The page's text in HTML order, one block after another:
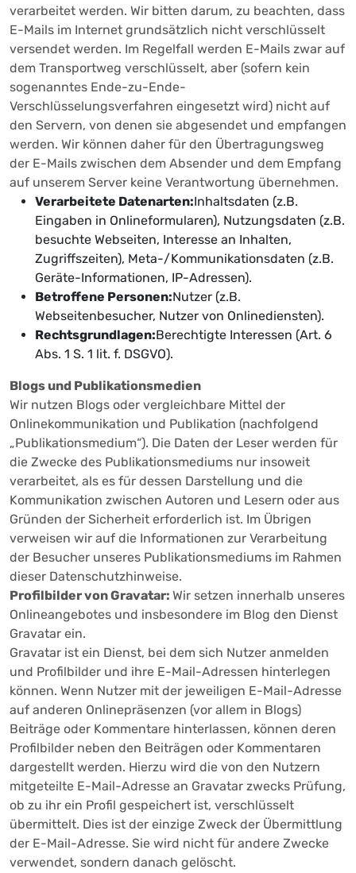
verarbeitet werden. Wir bitten darum, zu beachten, dass
E-Mails im Internet grundsätzlich nicht verschlüsselt
versendet werden. Im Regelfall werden E-Mails zwar auf
dem Transportweg verschlüsselt, aber (sofern kein
sogenanntes Ende-zu-Ende-
Verschlüsselungsverfahren eingesetzt wird) nicht auf
den Servern, von denen sie abgesendet und empfangen
werden. Wir können daher für den Übertragungsweg
der E-Mails zwischen dem Absender und dem Empfang
auf unserem Server keine Verantwortung übernehmen.
Verarbeitete Datenarten:Inhaltsdaten (z.B.
Eingaben in Onlineformularen), Nutzungsdaten (z.B.
besuchte Webseiten, Interesse an Inhalten,
Zugriffszeiten), Meta-/Kommunikationsdaten (z.B.
Geräte-Informationen, IP-Adressen).
Betroffene Personen:Nutzer (z.B.
Webseitenbesucher, Nutzer von Onlinediensten).
Rechtsgrundlagen:Berechtigte Interessen (Art. 6
Abs. 1 S. 1 lit. f. DSGVO).
Blogs und Publikationsmedien
Wir nutzen Blogs oder vergleichbare Mittel der
Onlinekommunikation und Publikation (nachfolgend
„Publikationsmedium“). Die Daten der Leser werden für
die Zwecke des Publikationsmediums nur insoweit
verarbeitet, als es für dessen Darstellung und die
Kommunikation zwischen Autoren und Lesern oder aus
Gründen der Sicherheit erforderlich ist. Im Übrigen
verweisen wir auf die Informationen zur Verarbeitung
der Besucher unseres Publikationsmediums im Rahmen
dieser Datenschutzhinweise.
Profilbilder von Gravatar: Wir setzen innerhalb unseres
Onlineangebotes und insbesondere im Blog den Dienst
Gravatar ein.
Gravatar ist ein Dienst, bei dem sich Nutzer anmelden
und Profilbilder und ihre E-Mail-Adressen hinterlegen
können. Wenn Nutzer mit der jeweiligen E-Mail-Adresse
auf anderen Onlinepräsenzen (vor allem in Blogs)
Beiträge oder Kommentare hinterlassen, können deren
Profilbilder neben den Beiträgen oder Kommentaren
dargestellt werden. Hierzu wird die von den Nutzern
mitgeteilte E-Mail-Adresse an Gravatar zwecks Prüfung,
ob zu ihr ein Profil gespeichert ist, verschlüsselt
übermittelt. Dies ist der einzige Zweck der Übermittlung
der E-Mail-Adresse. Sie wird nicht für andere Zwecke
verwendet, sondern danach gelöscht.